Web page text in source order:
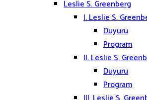
Leslie S. Greenberg
I. Leslie S.
Duyuru
Program
II. Leslie S.
Duyuru
Program